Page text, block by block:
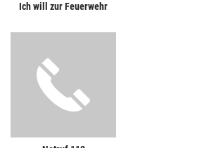
Ich will zur Feuerwehr